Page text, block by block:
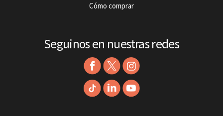
Cómo comprar
Seguinos en nuestras redes